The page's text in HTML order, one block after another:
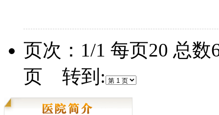
页次：1/1 每页20 总
页 转到: